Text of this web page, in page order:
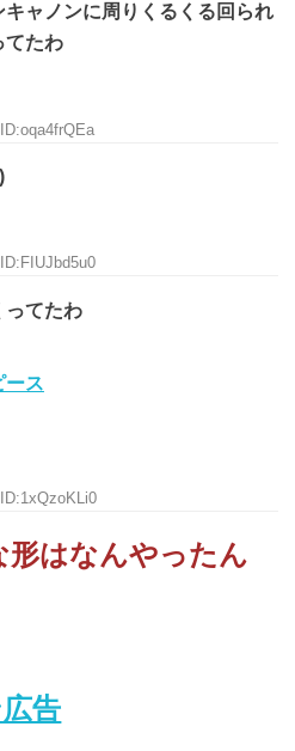
ャノンに周りくるくる回られ
てたわ
ってたわ
形はなんやったん